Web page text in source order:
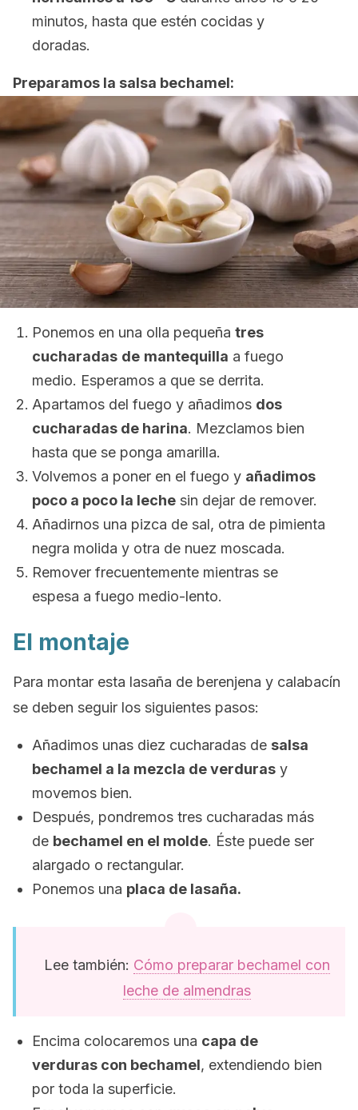
minutos, hasta que estén cocidas y
doradas.
Preparamos la salsa bechamel:
Ponemos en una olla pequeña tres
cucharadas de mantequilla a fuego
medio. Esperamos a que se derrita.
Apartamos del fuego y añadimos dos
cucharadas de harina. Mezclamos bien
hasta que se ponga amarilla.
Volvemos a poner en el fuego y añadimos
poco a poco la leche sin dejar de remover.
Añadirnos una pizca de sal, otra de pimienta
negra molida y otra de nuez moscada.
Remover frecuentemente mientras se
espesa a fuego medio-lento.
El montaje
Para montar esta lasaña de berenjena y calabacín
se deben seguir los siguientes pasos:
Añadimos unas diez cucharadas de salsa
bechamel a la mezcla de verduras y
movemos bien.
Después, pondremos tres cucharadas más
de bechamel en el molde. Éste puede ser
alargado o rectangular.
Ponemos una placa de lasaña.
Lee también: Cómo preparar bechamel con
leche de almendras
Encima colocaremos una capa de
verduras con bechamel, extendiendo bien
por toda la superficie.